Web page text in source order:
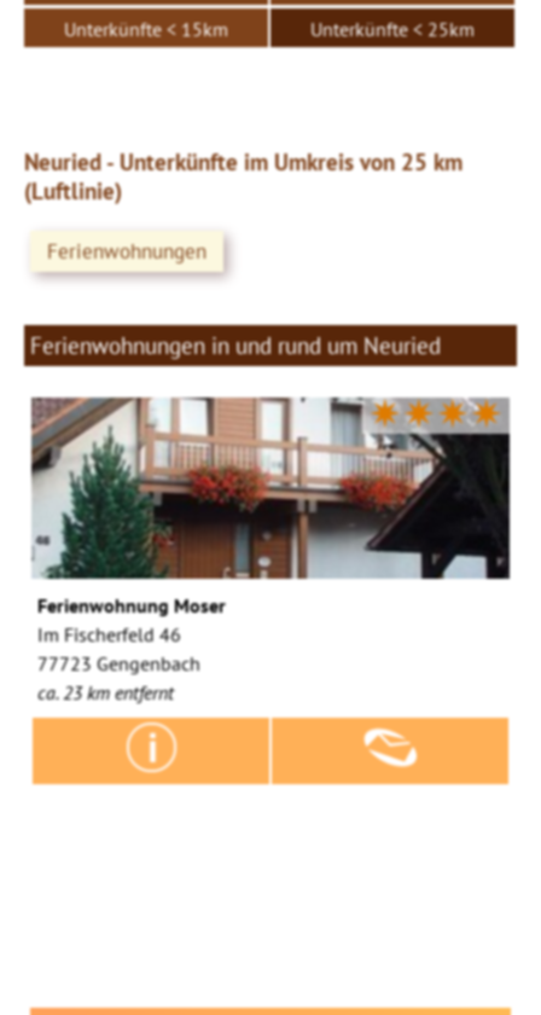
Unterkünfte < 15km
Unterkünfte < 25km
Neuried - Unterkünfte im Umkreis von 25 km
(Luftlinie)
Ferienwohnungen
Ferienwohnungen in und rund um Neuried
✷✷✷✷
Ferienwohnung Moser
Im Fischerfeld 46
77723 Gengenbach
ca. 23 km entfernt